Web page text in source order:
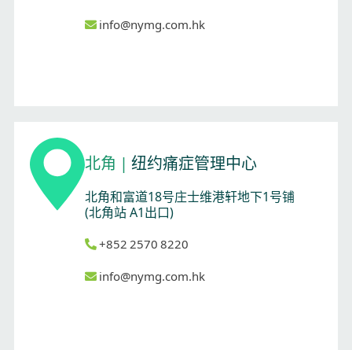
info@nymg.com.hk
北角 | 纽约痛症管理中心
北角和富道18号庄士维港轩地下1号铺
(北角站 A1出口)
+852 2570 8220
info@nymg.com.hk